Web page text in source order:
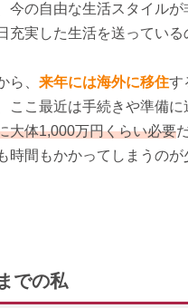
今の自由な生活スタイルが
充実した生活を送っている
ら、来年には海外に移住す
ここ最近は手続きや準備に
大体1,000万円くらい必要
時間もかかってしまうの
での私